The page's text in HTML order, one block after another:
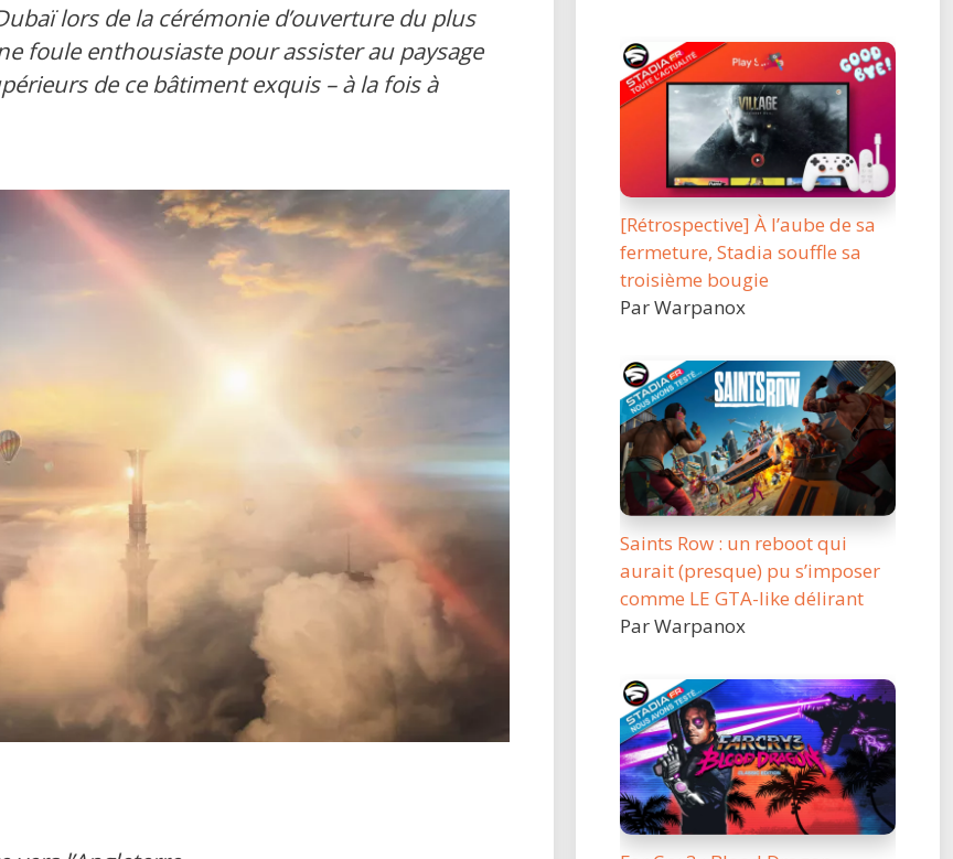
lors de la cérémonie d’ouverture du plus
foule enthousiaste pour assister au paysage
de ce bâtiment exquis – à la fois à
[Rétrospective] À l’aube de sa
fermeture, Stadia souffle sa
troisième bougie
Par Warpanox
Saints Row : un reboot qui
aurait (presque) pu s’imposer
comme LE GTA-like délirant
Par Warpanox